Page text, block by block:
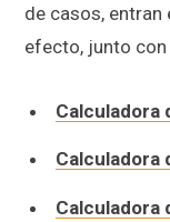
de casos, entran
efecto, junto con
Calculadora
Calculadora
Calculadora